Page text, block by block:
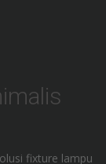
fixture lampu